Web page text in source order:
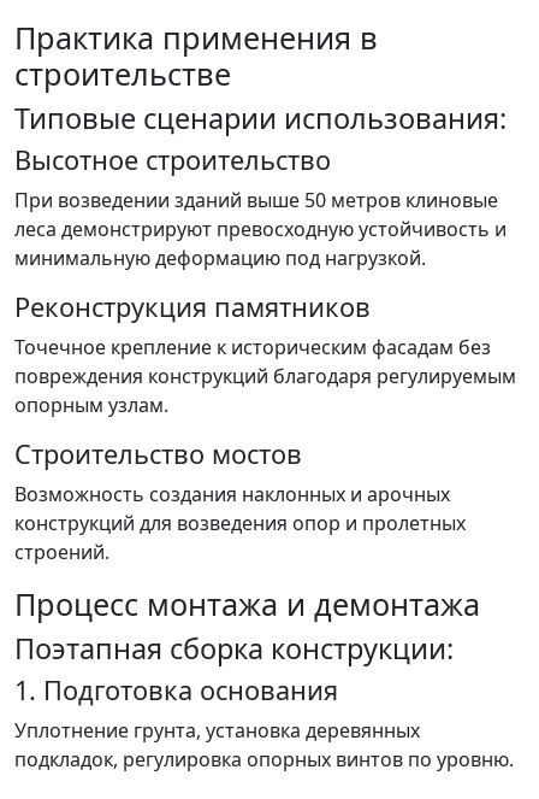
Практика применения в
строительстве
Типовые сценарии использования:
Высотное строительство
При возведении зданий выше 50 метров клиновые
леса демонстрируют превосходную устойчивость и
минимальную деформацию под нагрузкой.
Реконструкция памятников
Точечное крепление к историческим фасадам без
повреждения конструкций благодаря регулируемым
опорным узлам.
Строительство мостов
Возможность создания наклонных и арочных
конструкций для возведения опор и пролетных
строений.
Процесс монтажа и демонтажа
Поэтапная сборка конструкции:
1. Подготовка основания
Уплотнение грунта, установка деревянных
подкладок, регулировка опорных винтов по уровню.